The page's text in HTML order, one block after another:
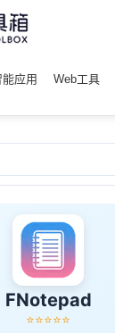
应用 Web工具
FNotepad
⭐⭐⭐⭐⭐